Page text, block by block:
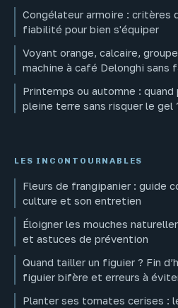
Congélateur armoire : critères
fiabilité pour bien s'équiper
Voyant orange, calcaire,
machine à café Delonghi sans
Printemps ou automne : quand
pleine terre sans risquer le gel
LES INCONTOURNABLES
Fleurs de frangipanier : guide
culture et son entretien
Éloigner les mouches
et astuces de prévention
Quand tailler un figuier ? Fin
figuier bifère et erreurs à
Planter ses tomates cerises :